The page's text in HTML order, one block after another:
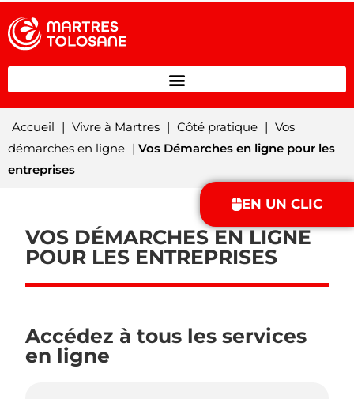
EN UN CLIC
Accueil | Vivre à Martres | Côté pratique | Vos
démarches en ligne | Vos Démarches en ligne pour les
entreprises
VOS DÉMARCHES EN LIGNE
POUR LES ENTREPRISES
Accédez à tous les services
en ligne